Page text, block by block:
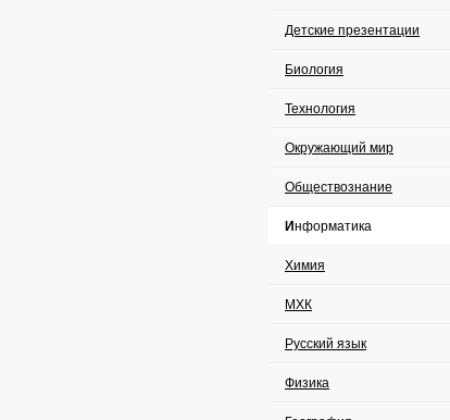
Детские презентации
Биология
Технология
Окружающий мир
Обществознание
Информатика
Химия
МХК
Русский язык
Физика